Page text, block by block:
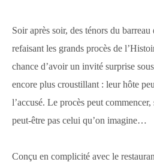
Soir après soir, des ténors du
refaisant les grands procès de
chance d’avoir un invité surprise
encore plus croustillant : leur hôte
l’accusé. Le procès peut
peut-être pas celui qu’on imagine…
Conçu en complicité avec le